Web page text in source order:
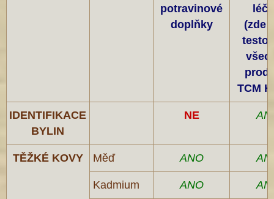
potravinové
doplňky
(zde
TCM
IDENTIFIKACE
BYLIN
NE
TĚŽKÉ KOVY Měď ANO
Kadmium ANO